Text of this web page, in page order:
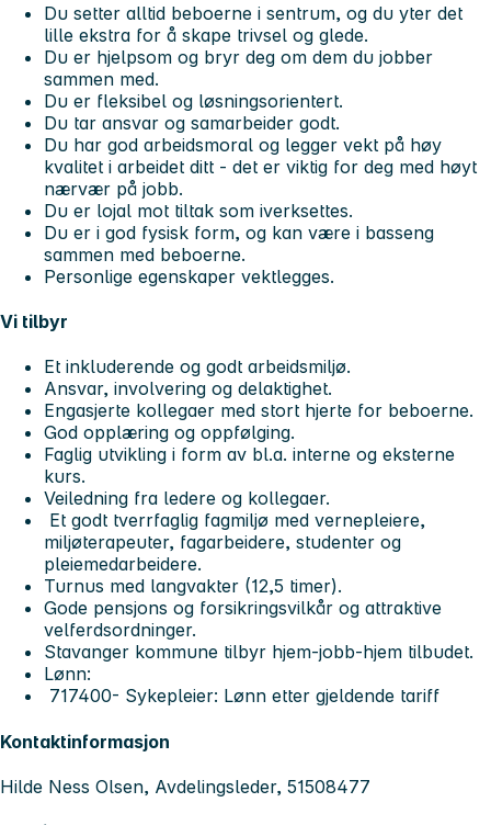
Du setter alltid beboerne i sentrum, og du yter det
lille ekstra for å skape trivsel og glede.
Du er hjelpsom og bryr deg om dem du jobber
sammen med.
Du er fleksibel og løsningsorientert.
Du tar ansvar og samarbeider godt.
Du har god arbeidsmoral og legger vekt på høy
kvalitet i arbeidet ditt - det er viktig for deg med høyt
nærvær på jobb.
Du er lojal mot tiltak som iverksettes.
Du er i god fysisk form, og kan være i basseng
sammen med beboerne.
Personlige egenskaper vektlegges.
Vi tilbyr
Et inkluderende og godt arbeidsmiljø.
Ansvar, involvering og delaktighet.
Engasjerte kollegaer med stort hjerte for beboerne.
God opplæring og oppfølging.
Faglig utvikling i form av bl.a. interne og eksterne
kurs.
Veiledning fra ledere og kollegaer.
Et godt tverrfaglig fagmiljø med vernepleiere,
miljøterapeuter, fagarbeidere, studenter og
pleiemedarbeidere.
Turnus med langvakter (12,5 timer).
Gode pensjons og forsikringsvilkår og attraktive
velferdsordninger.
Stavanger kommune tilbyr hjem-jobb-hjem tilbudet.
Lønn:
717400- Sykepleier: Lønn etter gjeldende tariff
Kontaktinformasjon
Hilde Ness Olsen, Avdelingsleder, 51508477